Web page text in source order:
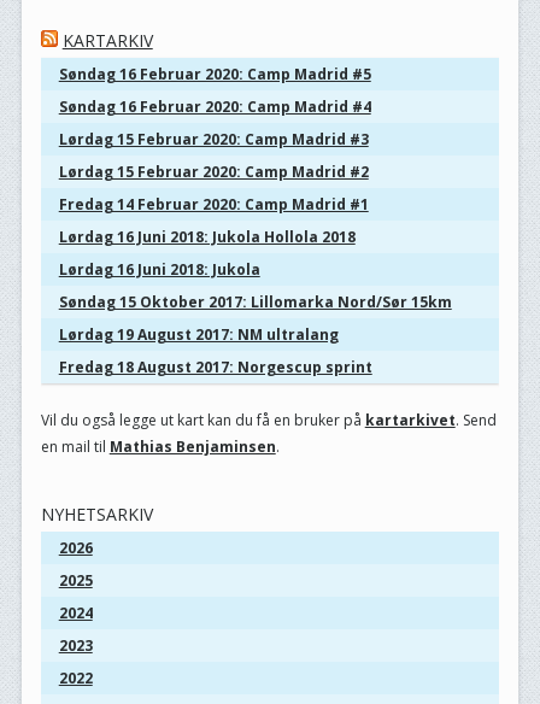
KARTARKIV
Søndag 16 Februar 2020: Camp Madrid #5
Søndag 16 Februar 2020: Camp Madrid #4
Lørdag 15 Februar 2020: Camp Madrid #3
Lørdag 15 Februar 2020: Camp Madrid #2
Fredag 14 Februar 2020: Camp Madrid #1
Lørdag 16 Juni 2018: Jukola Hollola 2018
Lørdag 16 Juni 2018: Jukola
Søndag 15 Oktober 2017: Lillomarka Nord/Sør 15km
Lørdag 19 August 2017: NM ultralang
Fredag 18 August 2017: Norgescup sprint
Vil du også legge ut kart kan du få en bruker på kartarkivet. Send
en mail til Mathias Benjaminsen.
NYHETSARKIV
2026
2025
2024
2023
2022